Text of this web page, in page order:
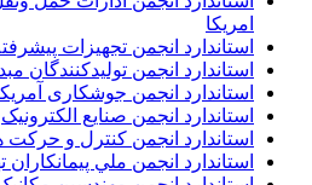
امريکا
استاندارد انجمن تجهیزات
استاندارد انجمن توليدکنندگان
استاندارد انجمن جوشکاری
استاندارد انجمن صنايع الکترونيک
استاندارد انجمن کنترل و حرکت
استاندارد انجمن ملي